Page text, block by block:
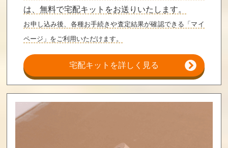
キャッ党忍伝て
やんでえ
買取価格
9,500
へべれけ
買取価格
9,000
快傑ヤンチャ丸
9,000
買取価格
は、無料で宅配キットをお送りいたします。
お申し込み後、各種お手続きや査定結果が確認できる「マイ
ページ」をご利用いただけます。
宅配キットを詳しく見る